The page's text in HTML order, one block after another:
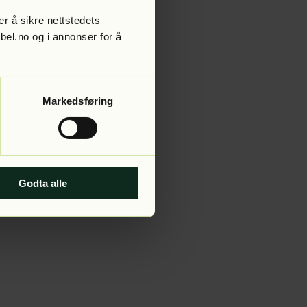
å sikre nettstedets
og i annonser for å
Markedsføring
Godta alle